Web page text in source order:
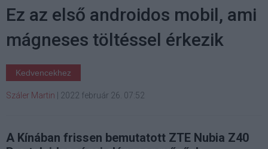
Ez az első androidos mobil, ami
mágneses töltéssel érkezik
Kedvencekhez
Száler Martin 2022 február 26. 07:52
A Kínában frissen bemutatott ZTE Nubia Z40